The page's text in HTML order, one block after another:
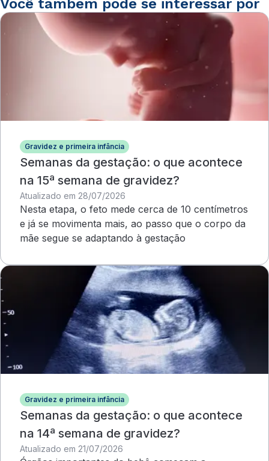
Você também pode se interessar por
Gravidez e primeira infância
Semanas da gestação: o que acontece
na 15ª semana de gravidez?
Atualizado em 28/07/2026
Nesta etapa, o feto mede cerca de 10 centímetros
e já se movimenta mais, ao passo que o corpo da
mãe segue se adaptando à gestação
Gravidez e primeira infância
Semanas da gestação: o que acontece
na 14ª semana de gravidez?
Atualizado em 21/07/2026